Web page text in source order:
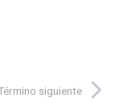
siguiente